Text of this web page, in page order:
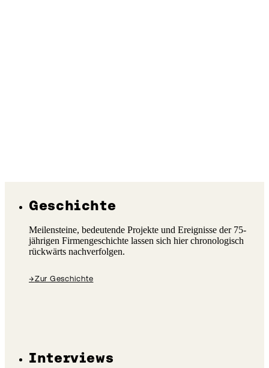
Geschichte
Meilensteine, bedeutende Projekte und Ereignisse der 75-
jährigen Firmengeschichte lassen sich hier chronologisch
rückwärts nachverfolgen.
→Zur Geschichte
Interviews